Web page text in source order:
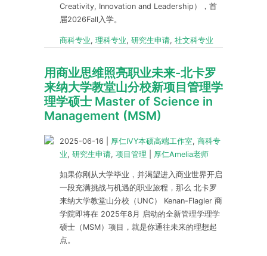
Creativity, Innovation and Leadership），首
届2026Fall入学。
商科专业, 理科专业, 研究生申请, 社文科专业
用商业思维照亮职业未来-北卡罗
来纳大学教堂山分校新项目管理学
理学硕士 Master of Science in
Management (MSM)
2025-06-16 厚仁IVY本硕高端工作室, 商科专
业, 研究生申请, 项目管理 厚仁Amelia老师
如果你刚从大学毕业，并渴望进入商业世界开启
一段充满挑战与机遇的职业旅程，那么 北卡罗
来纳大学教堂山分校（UNC） Kenan-Flagler 商
学院即将在 2025年8月 启动的全新管理学理学
硕士（MSM）项目，就是你通往未来的理想起
点。